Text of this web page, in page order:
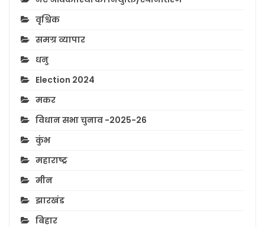
वृश्चिक
समग्र व्यापार
धनु
Election 2024
मकर
विधान सभा चुनाव -2025-26
कुंभ
महाराष्ट्र
मीन
झारखंड
बिहार